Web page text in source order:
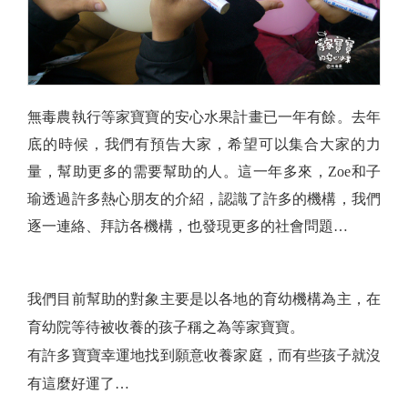
無毒農執行等家寶寶的安心水果計畫已一年有餘。去年
底的時候，我們有預告大家，希望可以集合大家的力
量，幫助更多的需要幫助的人。這一年多來，Zoe和子
瑜透過許多熱心朋友的介紹，認識了許多的機構，我們
逐一連絡、拜訪各機構，也發現更多的社會問題…
我們目前幫助的對象主要是以各地的育幼機構為主，在
育幼院等待被收養的孩子稱之為等家寶寶。
有許多寶寶幸運地找到願意收養家庭，而有些孩子就沒
有這麼好運了…